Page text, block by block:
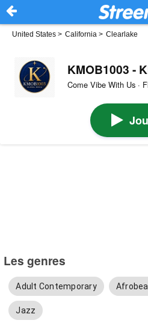
United States > California > Clearlake
KMOB1003 -
Come Vibe With Us ·
Les genres
Adult Contemporary
Jazz